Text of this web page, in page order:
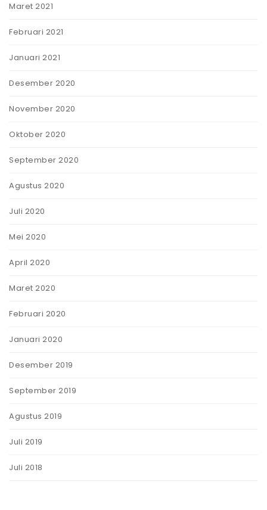
Maret 2021
Februari 2021
Januari 2021
Desember 2020
November 2020
Oktober 2020
September 2020
Agustus 2020
Juli 2020
Mei 2020
April 2020
Maret 2020
Februari 2020
Januari 2020
Desember 2019
September 2019
Agustus 2019
Juli 2019
Juli 2018